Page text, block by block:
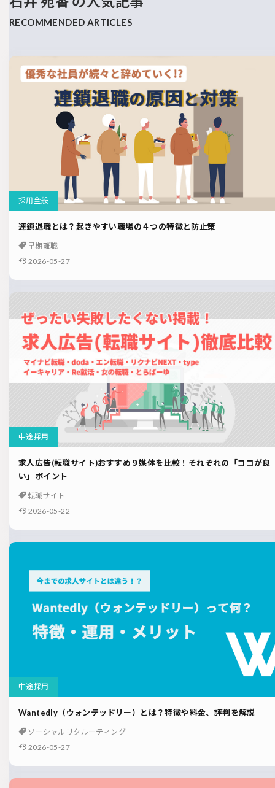
採用全般
連鎖退職とは？起きやすい職場の４つの特徴と防止策
早期離職
2026-05-27
中途採用
求人広告(転職サイト)おすすめ９媒体を比較！それぞれの「ココが良
い」ポイント
転職サイト
2026-05-22
中途採用
Wantedly（ウォンテッドリー）とは？特徴や料金、評判を解説
ソーシャルリクルーティング
2026-05-27